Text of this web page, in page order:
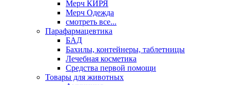
Мерч КИРЯ
Мерч Одежда
смотреть все...
Парафармацевтика
БАД
Бахилы, контейнеры, таблетницы
Лечебная косметика
Средства первой помощи
Товары для животных